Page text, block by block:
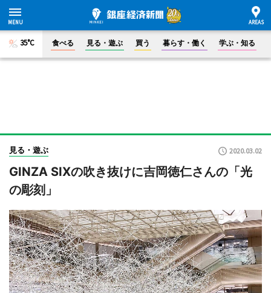
35°C 食べる 見る・遊ぶ 買う 暮らす・働く 学ぶ・知る
見る・遊ぶ 2020.03.02
GINZA SIXの吹き抜けに吉岡徳仁さんの「光
の彫刻」